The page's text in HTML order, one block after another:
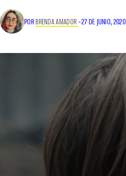
POR BRENDA AMADOR–27 DE JUNIO, 2020